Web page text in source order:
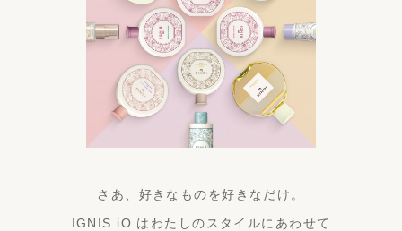
さあ、好きなものを好きなだけ。
IGNIS iO はわたしのスタイルにあわせて